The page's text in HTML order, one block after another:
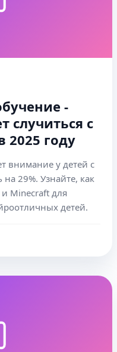
-
случиться с
2025 году
внимание у детей с
29%. Узнайте, как
и Minecraft для
детей.